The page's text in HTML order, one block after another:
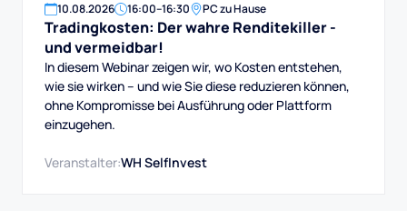
10.08.2026 16:00–16:30 PC zu Hause
Tradingkosten: Der wahre Renditekiller -
und vermeidbar!
In diesem Webinar zeigen wir, wo Kosten entstehen,
wie sie wirken – und wie Sie diese reduzieren können,
ohne Kompromisse bei Ausführung oder Plattform
einzugehen.
Veranstalter:WH SelfInvest